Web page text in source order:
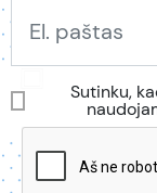
Sutinku,